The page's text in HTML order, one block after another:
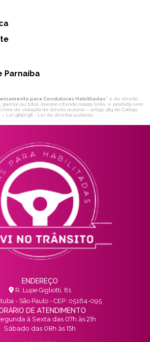
Parnaíba
para Condutoras Habilitadas" é de direito
parcial ou total, mesmo citando nossos links, é proibida sem
de violação de direito autoral – artigo 184 do Código
– Lei 9610/98 - Lei de direitos autorais.
ENDEREÇO
R. Lupe Gigliotti, 81
- São Paulo - CEP: 05164-095
DE ATENDIMENTO
à Sexta das 07h às 21h
Sábado das 08h às 15h